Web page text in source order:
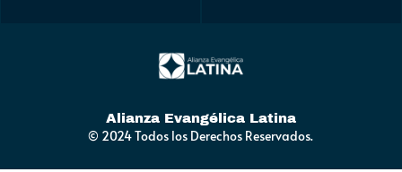
Alianza Evangélica Latina
© 2024 Todos los Derechos Reservados.